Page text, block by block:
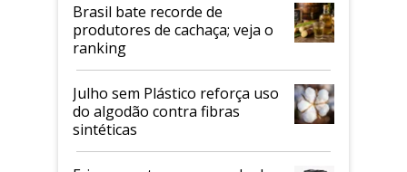
Brasil bate recorde de
produtores de cachaça; veja o
ranking
Julho sem Plástico reforça uso
do algodão contra fibras
sintéticas